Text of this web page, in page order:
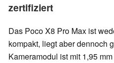
zertifiziert
Das Poco X8 Pro Max ist
kompakt, liegt aber dennoch
Kameramodul ist mit 1,95